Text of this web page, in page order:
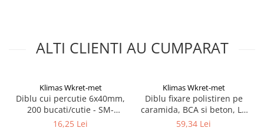
Unelte si accesorii pentru zidarie si
zugravit
Acoperis
Sindrila bituminoasa si accesorii
Placi ondulate si accesorii
ALTI CLIENTI AU CUMPARAT
Klimas Wkret-met
Diblu cui percutie 6x40mm,
200 bucati/cutie - SM-
06040, Klimas Wkret-met
16,25 Lei
Klimas Wkret-met
Diblu fixare polistiren pe
caramida, BCA si beton, LT
10x260mm - 100
59,34 Lei